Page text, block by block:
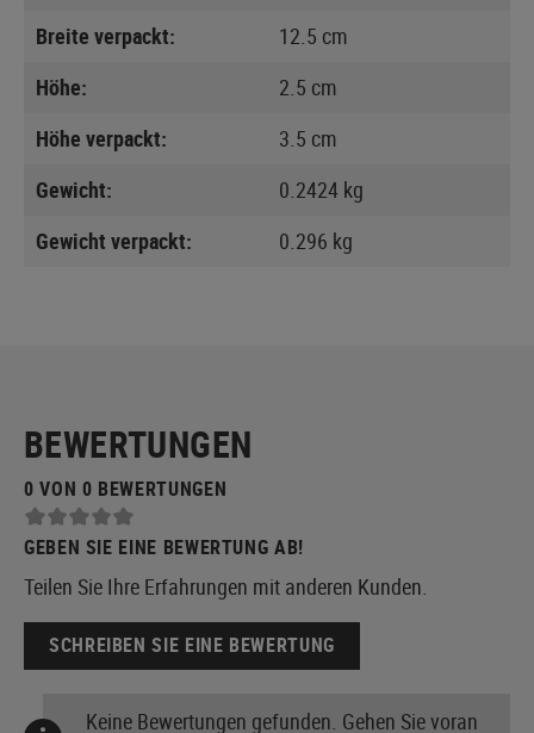
Breite verpackt:
12.5 cm
Höhe:
2.5 cm
Höhe verpackt:
3.5 cm
Gewicht:
0.2424 kg
Gewicht verpackt:
0.296 kg
BEWERTUNGEN
0 VON 0 BEWERTUNGEN
GEBEN SIE EINE BEWERTUNG AB!
Teilen Sie Ihre Erfahrungen mit anderen Kunden.
SCHREIBEN SIE EINE BEWERTUNG
Keine Bewertungen gefunden. Gehen Sie voran